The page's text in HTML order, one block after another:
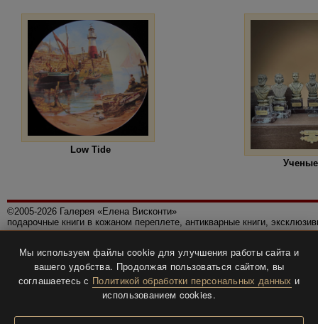
Low Tide
©2005-2026 Галерея «Елена Висконти»
подарочные книги в кожаном переплете, антикварные книги,
Политика конфиденциальности
Все права защищены.
Разработка и дизайнBTV-info.
Мы используем файлы cookie для улучшения работы сайта и
вашего удобства. Продолжая пользоваться сайтом, вы
соглашаетесь с Политикой обработки персональных данных и
использованием cookies.